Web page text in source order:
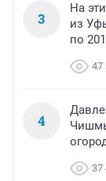
3
На
из
по
47
4
37